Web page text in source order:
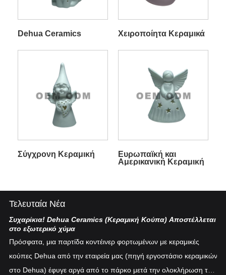
Dehua Ceramics Χειροποίητα Κεραμικά
Σύγχρονη Κεραμική
Ευρωπαϊκή και
Αμερικανική Κεραμική
Τελευταία Νέα
Συχαρίκια! Dehua Ceramics (Κεραμική Κούπα) Αποστέλλεται
στο εξωτερικό χύμα
Πρόσφατα, μια παρτίδα κοντέινερ φορτωμένων με κεραμικές
κούπες Dehua από την εταιρεία μας (πηγή εργοστάσιο κεραμικών
στο Dehua) έφυγε αργά από το πάρκο μετά την ολοκλήρωση του